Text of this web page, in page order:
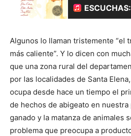
Algunos lo llaman tristemente “el
más caliente”. Y lo dicen con
que una zona rural del
por las localidades de Santa
ocupa desde hace un tiempo el
de hechos de abigeato en
ganado y la matanza de animales
problema que preocupa a